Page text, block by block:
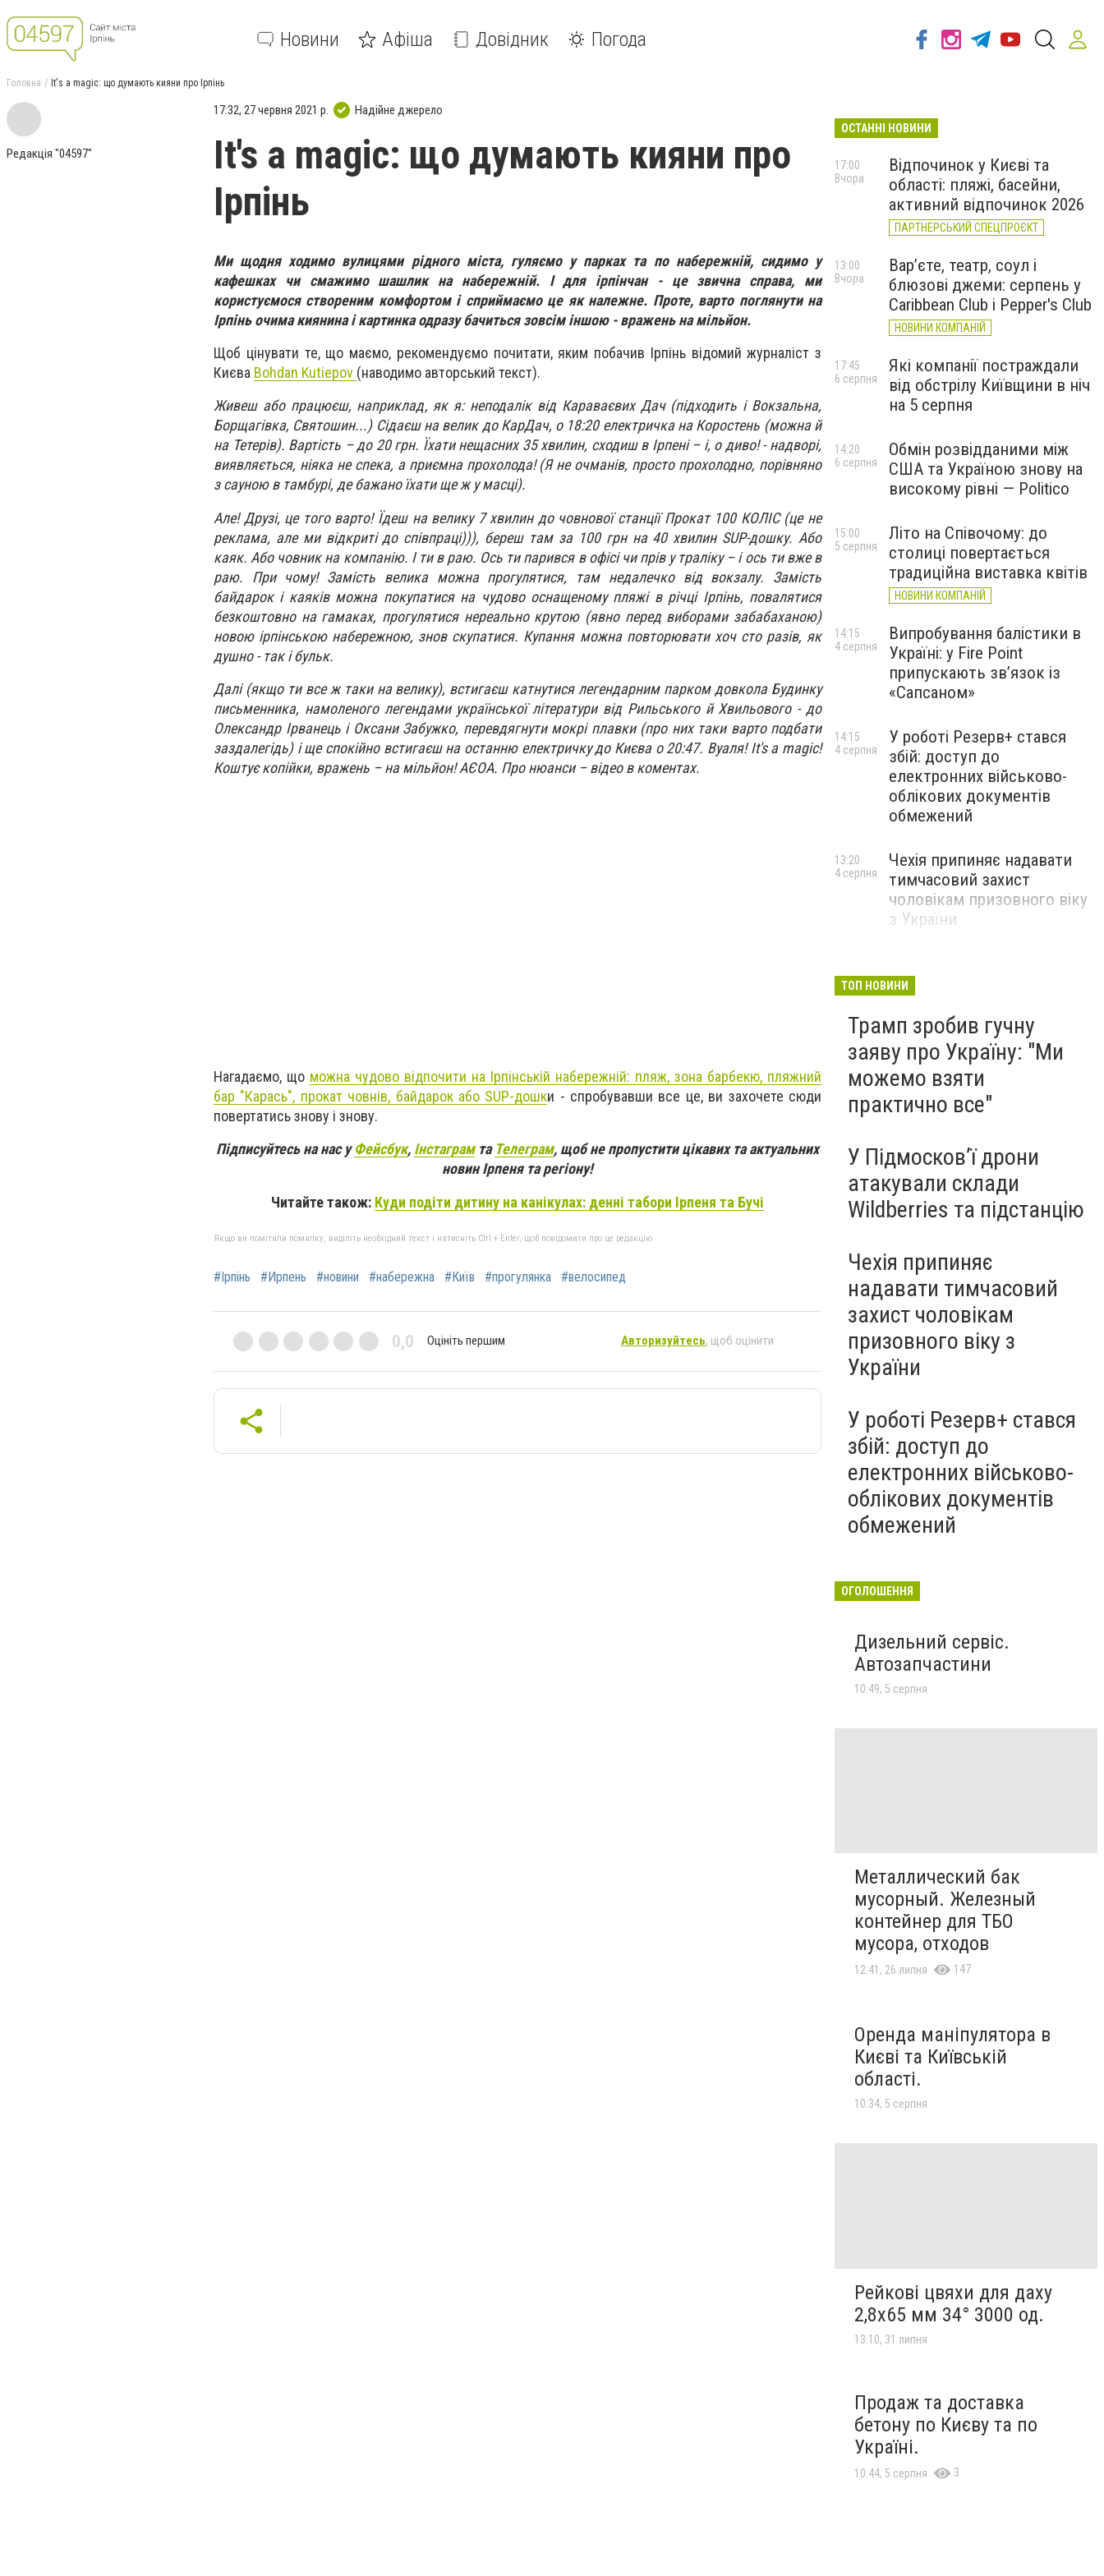
Новини Афіша Довідник Погода
Головна It's a magic: що думають кияни про Ірпінь
Редакція "04597"
17:32, 27 червня 2021 р. Надійне джерело
It's a magic: що думають кияни про
Ірпінь
Ми щодня ходимо вулицями рідного міста, гуляємо у парках та по набережній, сидимо у
кафешках чи смажимо шашлик на набережній. І для ірпінчан - це звична справа, ми
користуємося створеним комфортом і сприймаємо це як належне. Проте, варто поглянути на
Ірпінь очима киянина і картинка одразу бачиться зовсім іншою - вражень на мільйон.
Щоб цінувати те, що маємо, рекомендуємо почитати, яким побачив Ірпінь відомий журналіст з
Києва Bohdan Kutiepov (наводимо авторський текст).
Живеш або працюєш, наприклад, як я: неподалік від Караваєвих Дач (підходить і Вокзальна,
Борщагівка, Святошин...) Сідаєш на велик до КарДач, о 18:20 електричка на Коростень (можна й
на Тетерів). Вартість – до 20 грн. Їхати нещасних 35 хвилин, сходиш в Ірпені – і, о диво! - надворі,
виявляється, ніяка не спека, а приємна прохолода! (Я не очманів, просто прохолодно, порівняно
з сауною в тамбурі, де бажано їхати ще ж у масці).
Але! Друзі, це того варто! Їдеш на велику 7 хвилин до човнової станції Прокат 100 КОЛІС (це не
реклама, але ми відкриті до співпраці))), береш там за 100 грн на 40 хвилин SUP-дошку. Або
каяк. Або човник на компанію. І ти в раю. Ось ти парився в офісі чи прів у траліку – і ось ти вже в
раю. При чому! Замість велика можна прогулятися, там недалечко від вокзалу. Замість
байдарок і каяків можна покупатися на чудово оснащеному пляжі в річці Ірпінь, повалятися
безкоштовно на гамаках, прогулятися нереально крутою (явно перед виборами забабаханою)
новою ірпінською набережною, знов скупатися. Купання можна повторювати хоч сто разів, як
душно - так і бульк.
Далі (якщо ти все ж таки на велику), встигаєш катнутися легендарним парком довкола Будинку
письменника, намоленого легендами української літератури від Рильського й Хвильового - до
Олександр Ірванець і Оксани Забужко, перевдягнути мокрі плавки (про них таки варто подбати
заздалегідь) і ще спокійно встигаєш на останню електричку до Києва о 20:47. Вуаля! It's a magic!
Коштує копійки, вражень – на мільйон! АЄОА. Про нюанси – відео в коментах.
Нагадаємо, що можна чудово відпочити на Ірпінській набережній: пляж, зона барбекю, пляжний
бар "Карась", прокат човнів, байдарок або SUP-дошки - спробувавши все це, ви захочете сюди
повертатись знову і знову.
Підписуйтесь на нас уФейсбук, Інстаграмта Телеграм, щоб не пропустити цікавих та актуальних
новин Ірпеня та регіону!
Читайте також: Куди подіти дитину на канікулах: денні табори Ірпеня та Бучі
Якщо ви помітили помилку, виділіть необхідний текст і натисніть Ctrl + Enter, щоб повідомити про це редакцію
#Ірпінь #Ирпень #новини #набережна #Київ #прогулянка #велосипед
0,0 Оцініть першим Авторизуйтесь, щоб оцінити
ОСТАННІ НОВИНИ
Відпочинок у Києві та
області: пляжі, басейни,
активний відпочинок 2026
ПАРТНЕРСЬКИЙ СПЕЦПРОЄКТ
17:00
Вчора
Вар’єте, театр, соул і
блюзові джеми: серпень у
Caribbean Club і Pepper's Club
НОВИНИ КОМПАНІЙ
13:00
Вчора
Які компанії постраждали
від обстрілу Київщини в ніч
на 5 серпня
17:45
6 серпня
Обмін розвідданими між
США та Україною знову на
високому рівні — Politico
14:20
6 серпня
Літо на Співочому: до
столиці повертається
традиційна виставка квітів
НОВИНИ КОМПАНІЙ
15:00
5 серпня
Випробування балістики в
Україні: у Fire Point
припускають зв’язок із
«Сапсаном»
14:15
4 серпня
У роботі Резерв+ стався
збій: доступ до
електронних військово-
облікових документів
обмежений
14:15
4 серпня
Чехія припиняє надавати
тимчасовий захист
чоловікам призовного віку
з України
13:20
4 серпня
ТОП НОВИНИ
Трамп зробив гучну
заяву про Україну: "Ми
можемо взяти
практично все"
У Підмосков’ї дрони
атакували склади
Wildberries та підстанцію
Чехія припиняє
надавати тимчасовий
захист чоловікам
призовного віку з
України
У роботі Резерв+ стався
збій: доступ до
електронних військово-
облікових документів
обмежений
ОГОЛОШЕННЯ
Дизельний сервіс.
Автозапчастини
10:49, 5 серпня
Металлический бак
мусорный. Железный
контейнер для ТБО
мусора, отходов
12:41, 26 липня 147
Оренда маніпулятора в
Києві та Київській
області.
10:34, 5 серпня
Рейкові цвяхи для даху
2,8х65 мм 34° 3000 од.
13:10, 31 липня
Продаж та доставка
бетону по Києву та по
Україні.
10:44, 5 серпня 3